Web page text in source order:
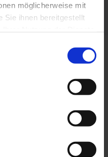
möglicherweise mit
Sie ihnen bereitgestellt
weiterhin nutzen.